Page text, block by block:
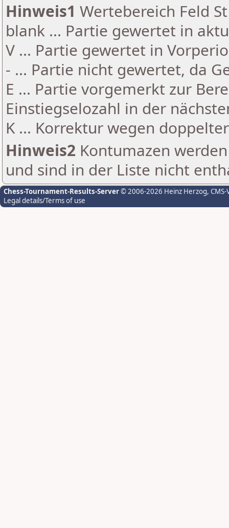
Hinweis1 Wertebereich Feld
blank ... Partie gewertet in
V ... Partie gewertet in
- ... Partie nicht gewertet, da
E ... Partie vorgemerkt zur
Einstiegselozahl in der
K ... Korrektur wegen
Hinweis2 Kontumazen
und sind in der Liste nicht
Chess-Tournament-Results-Server© 2006-2026 Heinz Herzog,
Legal details/Terms of use